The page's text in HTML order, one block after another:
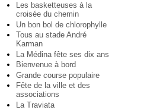
Les basketteuses à la
croisée du chemin
Un bon bol de chlorophylle
Tous au stade André
Karman
La Médina fête ses dix ans
Bienvenue à bord
Grande course populaire
Fête de la ville et des
associations
La Traviata